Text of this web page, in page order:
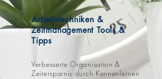
Arbeitstechniken &
Zeitmanagement Tools &
Tipps
Verbesserte Organisation &
Zeitersparnis durch Kennenlernen